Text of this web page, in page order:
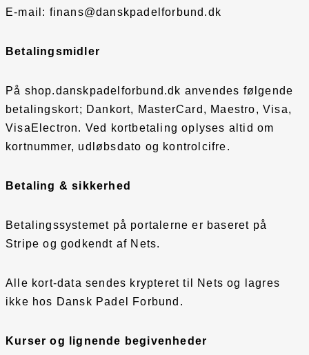
E-mail: finans@danskpadelforbund.dk
Betalingsmidler
På shop.danskpadelforbund.dk anvendes følgende
betalingskort; Dankort, MasterCard, Maestro, Visa,
VisaElectron. Ved kortbetaling oplyses altid om
kortnummer, udløbsdato og kontrolcifre.
Betaling & sikkerhed
Betalingssystemet på portalerne er baseret på
Stripe og godkendt af Nets.
Alle kort-data sendes krypteret til Nets og lagres
ikke hos Dansk Padel Forbund.
Kurser og lignende begivenheder